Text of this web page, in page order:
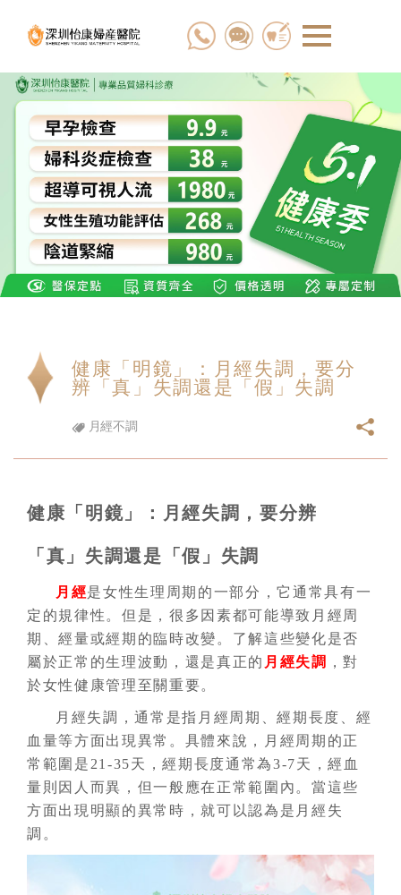
健康「明鏡」：月經失調，要分
辨「真」失調還是「假」失調
月經不調
健康「明鏡」：月經失調，要分辨
「真」失調還是「假」失調
月經是女性生理周期的一部分，它通常具有一
定的規律性。但是，很多因素都可能導致月經周
期、經量或經期的臨時改變。了解這些變化是否
屬於正常的生理波動，還是真正的 月經失調
，對
於女性健康管理至關重要。
月經失調，通常是指月經周期、經期長度、經
血量等方面出現異常。具體來說，月經周期的正
常範圍是21-35天，經期長度通常為3-7天，經血
量則因人而異，但一般應在正常範圍內。當這些
方面出現明顯的異常時，就可以認為是月經失
調。